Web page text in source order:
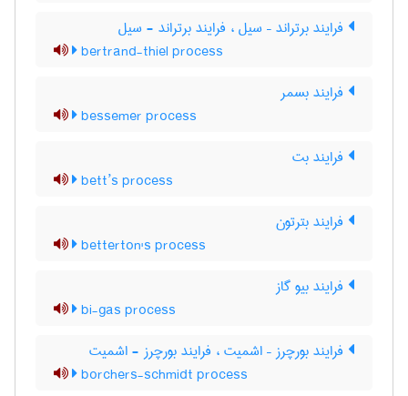
فرایند برتراند – سیل ، فرایند برتراند - سیل
bertrand-thiel process
فرایند بسمر
bessemer process
فرایند بت
bett’s process
فرایند بترتون
betterton's process
فرایند بیو گاز
bi-gas process
فرایند بورچرز – اشمیت ، فرایند بورچرز - اشمیت
borchers-schmidt process